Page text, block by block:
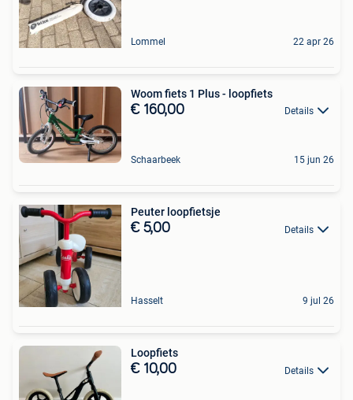
Lommel 22 apr 26
Woom fiets 1 Plus - loopfiets
€ 160,00 Details
Schaarbeek 15 jun 26
Peuter loopfietsje
€ 5,00 Details
Hasselt 9 jul 26
Loopfiets
€ 10,00 Details